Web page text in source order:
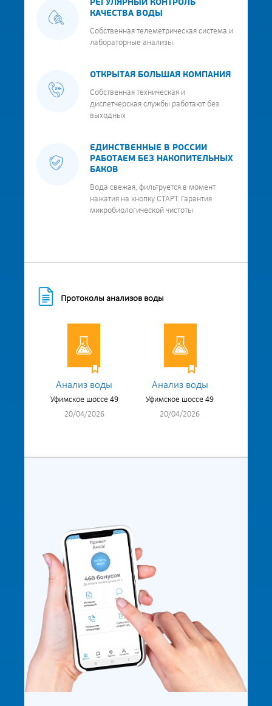
РЕГУЛЯРНЫЙ КОНТРОЛЬ
КАЧЕСТВА ВОДЫ
Собственная телеметрическая система и
лабораторные анализы
ОТКРЫТАЯ БОЛЬШАЯ КОМПАНИЯ
Собственная техническая и
диспетчерская службы работают без
выходных
ЕДИНСТВЕННЫЕ В РОССИИ
РАБОТАЕМ БЕЗ НАКОПИТЕЛЬНЫХ
БАКОВ
Вода свежая, фильтруется в момент
нажатия на кнопку СТАРТ. Гарантия
микробиологической чистоты
Протоколы анализов воды
Анализ воды
Уфимское шоссе 49
20/04/2026
Анализ воды
Уфимское шоссе 49
20/04/2026